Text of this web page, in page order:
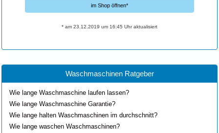
im Shop öffnen*
* am 23.12.2019 um 16:45 Uhr aktualisiert
Waschmaschinen Ratgeber
Wie lange Waschmaschine laufen lassen?
Wie lange Waschmaschine Garantie?
Wie lange halten Waschmaschinen im durchschnitt?
Wie lange waschen Waschmaschinen?